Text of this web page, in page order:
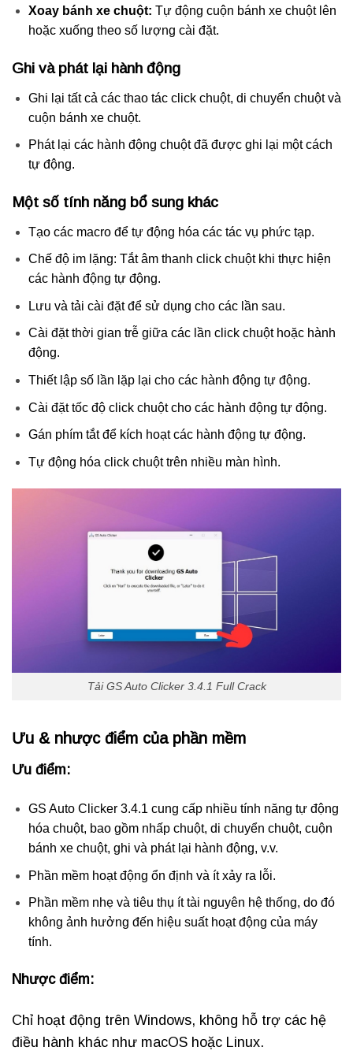
Xoay bánh xe chuột: Tự động cuộn bánh xe chuột lên
hoặc xuống theo số lượng cài đặt.
Ghi và phát lại hành động
Ghi lại tất cả các thao tác click chuột, di chuyển chuột và
cuộn bánh xe chuột.
Phát lại các hành động chuột đã được ghi lại một cách
tự động.
Một số tính năng bổ sung khác
Tạo các macro để tự động hóa các tác vụ phức tạp.
Chế độ im lặng: Tắt âm thanh click chuột khi thực hiện
các hành động tự động.
Lưu và tải cài đặt để sử dụng cho các lần sau.
Cài đặt thời gian trễ giữa các lần click chuột hoặc hành
động.
Thiết lập số lần lặp lại cho các hành động tự động.
Cài đặt tốc độ click chuột cho các hành động tự động.
Gán phím tắt để kích hoạt các hành động tự động.
Tự động hóa click chuột trên nhiều màn hình.
Tải GS Auto Clicker 3.4.1 Full Crack
Ưu & nhược điểm của phần mềm
Ưu điểm:
GS Auto Clicker 3.4.1 cung cấp nhiều tính năng tự động
hóa chuột, bao gồm nhấp chuột, di chuyển chuột, cuộn
bánh xe chuột, ghi và phát lại hành động, v.v.
Phần mềm hoạt động ổn định và ít xảy ra lỗi.
Phần mềm nhẹ và tiêu thụ ít tài nguyên hệ thống, do đó
không ảnh hưởng đến hiệu suất hoạt động của máy
tính.
Nhược điểm:
Chỉ hoạt động trên Windows, không hỗ trợ các hệ
điều hành khác như macOS hoặc Linux.